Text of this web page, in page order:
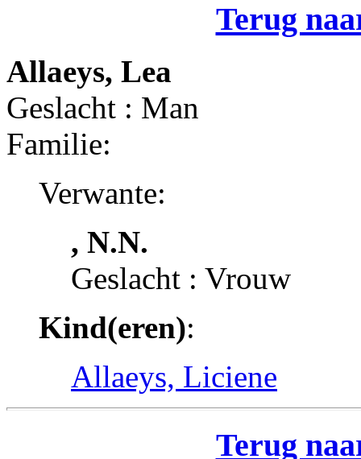
Terug
Allaeys, Lea
Geslacht : Man
Familie:
Verwante:
, N.N.
Geslacht : Vrouw
Kind(eren):
Allaeys, Liciene
Terug